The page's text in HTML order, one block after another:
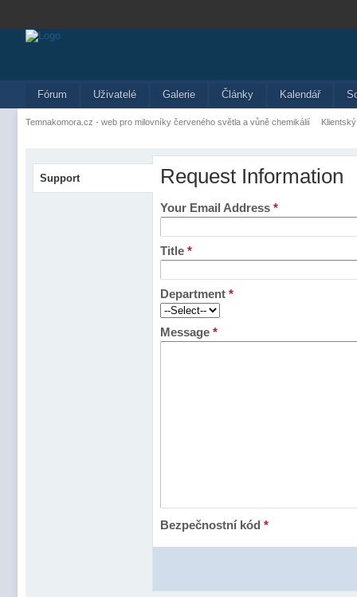
Fórum Uživatelé Galerie Články Kalendář
Temnakomora.cz - web pro milovníky červeného světla a vůně chemikálií
Support Request Information
Your Email Address *
Title *
Department *
Message *
Bezpečnostní kód *